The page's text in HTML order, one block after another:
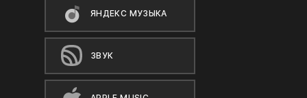
ЯНДЕКС МУЗЫКА
ЗВУК